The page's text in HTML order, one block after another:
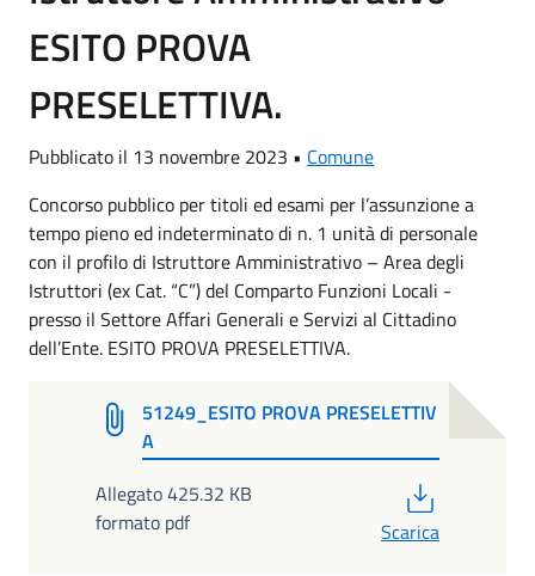
ESITO PROVA
PRESELETTIVA.
Pubblicato il 13 novembre 2023 • Comune
Concorso pubblico per titoli ed esami per l’assunzione a
tempo pieno ed indeterminato di n. 1 unità di personale
con il profilo di Istruttore Amministrativo – Area degli
Istruttori (ex Cat. “C”) del Comparto Funzioni Locali -
presso il Settore Affari Generali e Servizi al Cittadino
dell’Ente. ESITO PROVA PRESELETTIVA.
51249_ESITO PROVA PRESELETTIV
A
Allegato 425.32 KB
formato pdf
Scarica